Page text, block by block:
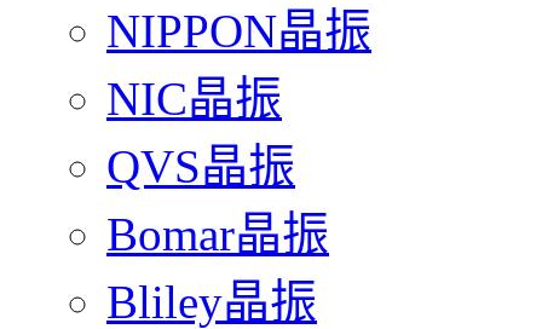
NIPPON晶振
NIC晶振
QVS晶振
Bomar晶振
Bliley晶振